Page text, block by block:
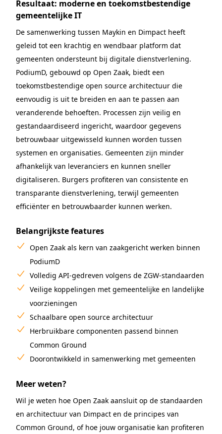
Resultaat: moderne en toekomstbestendige
gemeentelijke IT
De samenwerking tussen Maykin en Dimpact heeft
geleid tot een krachtig en wendbaar platform dat
gemeenten ondersteunt bij digitale dienstverlening.
PodiumD, gebouwd op Open Zaak, biedt een
toekomstbestendige open source architectuur die
eenvoudig is uit te breiden en aan te passen aan
veranderende behoeften. Processen zijn veilig en
gestandaardiseerd ingericht, waardoor gegevens
betrouwbaar uitgewisseld kunnen worden tussen
systemen en organisaties. Gemeenten zijn minder
afhankelijk van leveranciers en kunnen sneller
digitaliseren. Burgers profiteren van consistente en
transparante dienstverlening, terwijl gemeenten
efficiënter en betrouwbaarder kunnen werken.
Belangrijkste features
Open Zaak als kern van zaakgericht werken binnen
PodiumD
Volledig API-gedreven volgens de ZGW-standaarden
Veilige koppelingen met gemeentelijke en landelijke
voorzieningen
Schaalbare open source architectuur
Herbruikbare componenten passend binnen
Common Ground
Doorontwikkeld in samenwerking met gemeenten
Meer weten?
Wil je weten hoe Open Zaak aansluit op de standaarden
en architectuur van Dimpact en de principes van
Common Ground, of hoe jouw organisatie kan profiteren